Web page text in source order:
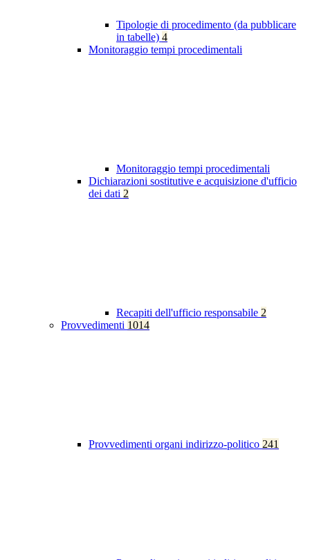
Tipologie di procedimento (da pubblicare
in tabelle) 4
Monitoraggio tempi procedimentali
Monitoraggio tempi procedimentali
Dichiarazioni sostitutive e acquisizione d'ufficio
dei dati 2
Recapiti dell'ufficio responsabile 2
Provvedimenti 1014
Provvedimenti organi indirizzo-politico 241